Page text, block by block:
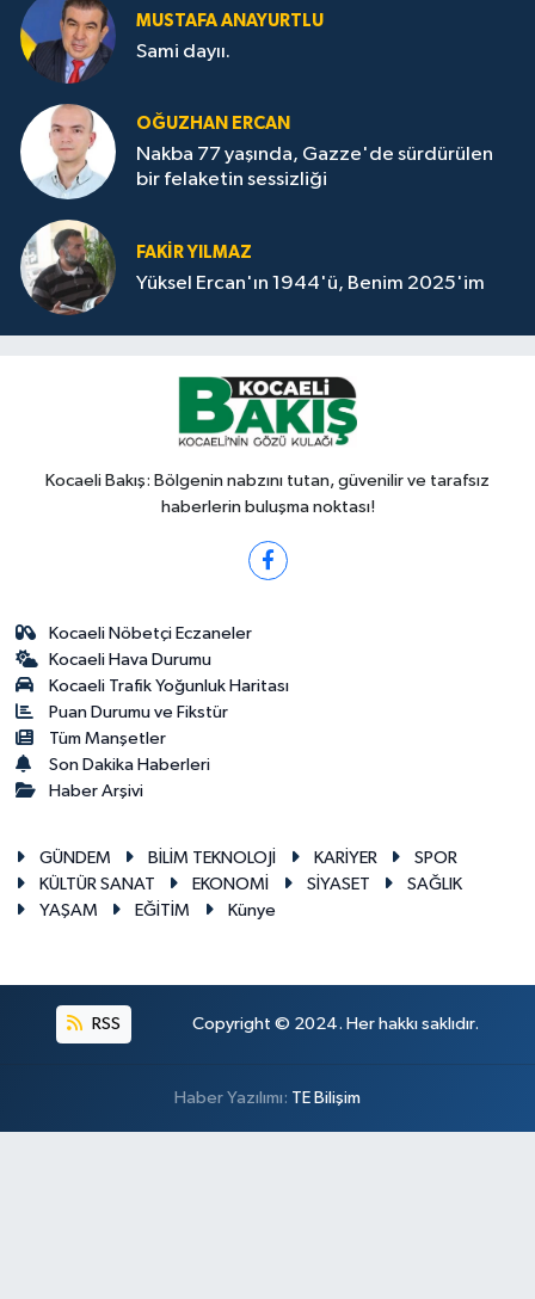
MUSTAFA ANAYURTLU
Sami dayıı.
OĞUZHAN ERCAN
Nakba 77 yaşında, Gazze'de sürdürülen
bir felaketin sessizliği
FAKİR YILMAZ
Yüksel Ercan'ın 1944'ü, Benim 2025'im
Kocaeli Bakış: Bölgenin nabzını tutan, güvenilir ve tarafsız
haberlerin buluşma noktası!
Kocaeli Nöbetçi Eczaneler
Kocaeli Hava Durumu
Kocaeli Trafik Yoğunluk Haritası
Puan Durumu ve Fikstür
Tüm Manşetler
Son Dakika Haberleri
Haber Arşivi
GÜNDEM BİLİM TEKNOLOJİ KARİYER
SPOR
KÜLTÜR SANAT
EKONOMİ SİYASET
SAĞLIK
YAŞAM
EĞİTİM Künye
RSS Copyright © 2024. Her hakkı saklıdır.
Haber Yazılımı: TE Bilişim